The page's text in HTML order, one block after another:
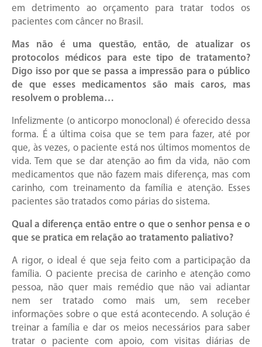
em detrimento ao orçamento para tratar todos os
pacientes com câncer no Brasil.
Mas não é uma questão, então, de atualizar os
protocolos médicos para este tipo de tratamento?
Digo isso por que se passa a impressão para o público
de que esses medicamentos são mais caros, mas
resolvem o problema…
Infelizmente (o anticorpo monoclonal) é oferecido dessa
forma. É a última coisa que se tem para fazer, até por
que, às vezes, o paciente está nos últimos momentos de
vida. Tem que se dar atenção ao fim da vida, não com
medicamentos que não fazem mais diferença, mas com
carinho, com treinamento da família e atenção. Esses
pacientes são tratados como párias do sistema.
Qual a diferença então entre o que o senhor pensa e o
que se pratica em relação ao tratamento paliativo?
A rigor, o ideal é que seja feito com a participação da
família. O paciente precisa de carinho e atenção como
pessoa, não quer mais remédio que não vai adiantar
nem ser tratado como mais um, sem receber
informações sobre o que está acontecendo. A solução é
treinar a família e dar os meios necessários para saber
tratar o paciente com apoio, com visitas diárias de